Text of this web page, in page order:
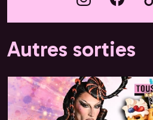
Autres sorties